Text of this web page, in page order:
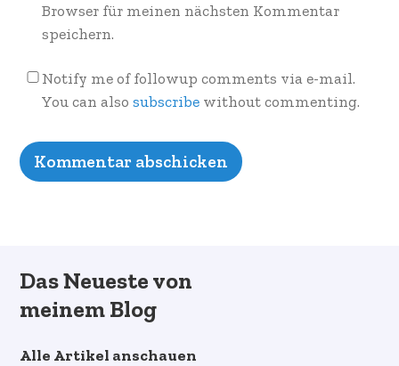
Browser für meinen nächsten Kommentar
speichern.
Notify me of followup comments via e-mail.
You can also subscribewithout commenting.
Das Neueste von
meinem Blog
Alle Artikel anschauen